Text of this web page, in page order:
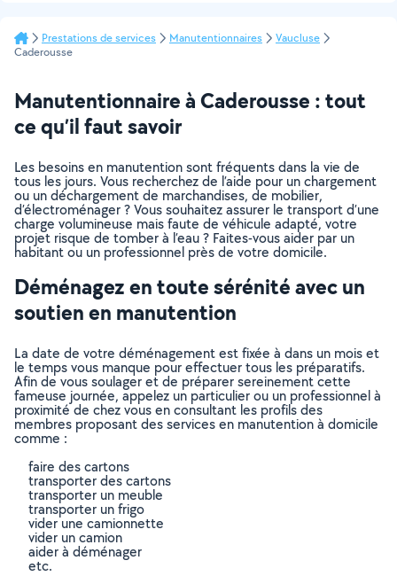
Prestations de services Manutentionnaires
Vaucluse
Caderousse
Manutentionnaire à Caderousse : tout
ce qu’il faut savoir
Les besoins en manutention sont fréquents dans la vie de
tous les jours. Vous recherchez de l’aide pour un chargement
ou un déchargement de marchandises, de mobilier,
d’électroménager ? Vous souhaitez assurer le transport d’une
charge volumineuse mais faute de véhicule adapté, votre
projet risque de tomber à l’eau ? Faites-vous aider par un
habitant ou un professionnel près de votre domicile.
Déménagez en toute sérénité avec un
soutien en manutention
La date de votre déménagement est fixée à dans un mois et
le temps vous manque pour effectuer tous les préparatifs.
Afin de vous soulager et de préparer sereinement cette
fameuse journée, appelez un particulier ou un professionnel à
proximité de chez vous en consultant les profils des
membres proposant des services en manutention à domicile
comme :
faire des cartons
transporter des cartons
transporter un meuble
transporter un frigo
vider une camionnette
vider un camion
aider à déménager
etc.